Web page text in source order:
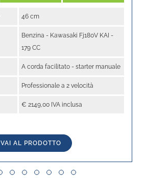
46 cm
Benzina - Kawasaki Fj180V KAI -
179 CC
A corda facilitato - starter manuale
Professionale a 2 velocità
€ 2149,00 IVA inclusa
VAI AL PRODOTTO